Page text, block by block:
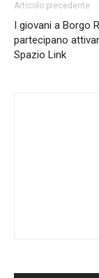
Articolo precedente
I giovani a Borgo
partecipano
Spazio Link